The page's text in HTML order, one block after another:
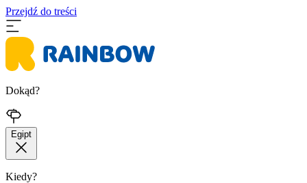
Przejdź do treści
Dokąd?
Egipt
Kiedy?